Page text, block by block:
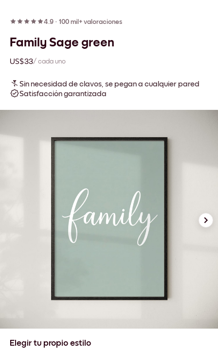
4.9 · 100 mil+ valoraciones
Family Sage green
US$33/ cada uno
Sin necesidad de clavos, se pegan a cualquier pared
Satisfacción garantizada
Elegir tu propio estilo